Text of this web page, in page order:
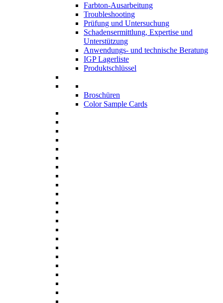
Farbton-Ausarbeitung
Troubleshooting
Prüfung und Untersuchung
Schadensermittlung, Expertise und
Unterstützung
Anwendungs- und technische Beratung
IGP Lagerliste
Produktschlüssel
Broschüren
Color Sample Cards